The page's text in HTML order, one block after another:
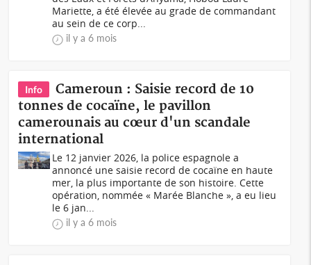
Mariette, a été élevée au grade de commandant
au sein de ce corp...
il y a 6 mois
Info
Cameroun : Saisie record de 10
tonnes de cocaïne, le pavillon
camerounais au cœur d'un scandale
international
Le 12 janvier 2026, la police espagnole a
annoncé une saisie record de cocaïne en haute
mer, la plus importante de son histoire. Cette
opération, nommée « Marée Blanche », a eu lieu
le 6 jan...
il y a 6 mois